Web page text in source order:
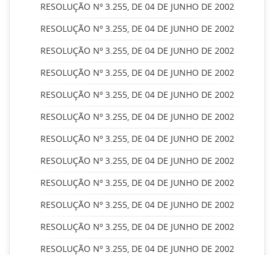
RESOLUÇÃO Nº 3.255, DE 04 DE JUNHO DE 2002
RESOLUÇÃO Nº 3.255, DE 04 DE JUNHO DE 2002
RESOLUÇÃO Nº 3.255, DE 04 DE JUNHO DE 2002
RESOLUÇÃO Nº 3.255, DE 04 DE JUNHO DE 2002
RESOLUÇÃO Nº 3.255, DE 04 DE JUNHO DE 2002
RESOLUÇÃO Nº 3.255, DE 04 DE JUNHO DE 2002
RESOLUÇÃO Nº 3.255, DE 04 DE JUNHO DE 2002
RESOLUÇÃO Nº 3.255, DE 04 DE JUNHO DE 2002
RESOLUÇÃO Nº 3.255, DE 04 DE JUNHO DE 2002
RESOLUÇÃO Nº 3.255, DE 04 DE JUNHO DE 2002
RESOLUÇÃO Nº 3.255, DE 04 DE JUNHO DE 2002
RESOLUÇÃO Nº 3.255, DE 04 DE JUNHO DE 2002